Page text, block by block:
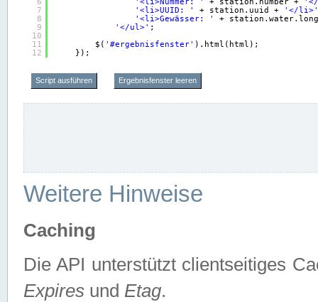
7
8
9
10
11
12
'<li>UUID: '
+ station.uuid +
'</li>'
'<li>Gewässer: '
+
'</ul>' ;
$( '#ergebnisfenster' ).html(html);
});
Script ausführen Ergebnisfenster leeren
Weitere Hinweise
Caching
Die API unterstützt clientseitiges
Expires und Etag.